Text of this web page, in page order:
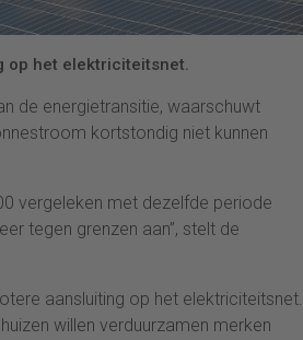
op het elektriciteitsnet.
de energietransitie, waarschuwt
kortstondig niet kunnen
vergeleken met dezelfde periode
tegen grenzen aan”, stelt de
aansluiting op het elektriciteitsnet.
willen verduurzamen merken